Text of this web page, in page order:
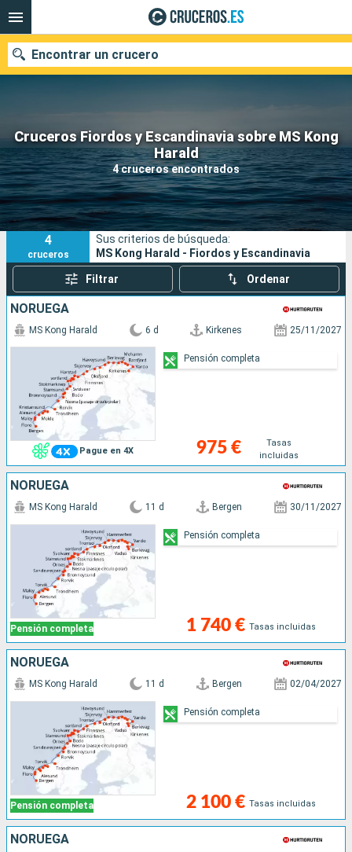
Cruceros Fiordos y Escandinavia sobre MS Kong
Harald
4 cruceros encontrados
Encontrar un crucero
Nuestros destinos
Fecha de salida
Puertos Compañías
Buscar
4
cruceros
Sus criterios de búsqueda:
MS Kong Harald - Fiordos y Escandinavia
Filtrar Ordenar
NORUEGA
Pague en 4X
MS Kong Harald 6 d Kirkenes 25/11/2027
975 €
Tasas
incluidas
Pensión completa
NORUEGA
Pensión completa
MS Kong Harald 11 d Bergen 30/11/2027
1 740 € Tasas incluidas
Pensión completa
NORUEGA
Pensión completa
MS Kong Harald 11 d Bergen 02/04/2027
2 100 € Tasas incluidas
Pensión completa
NORUEGA